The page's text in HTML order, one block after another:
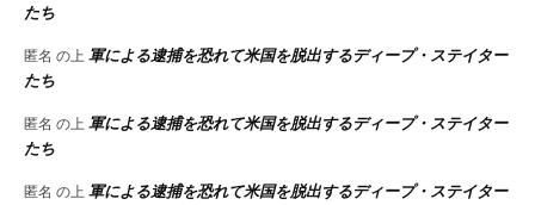
たち
匿名 の上 軍による逮捕を恐れて米国を脱出するディープ・ステイター
たち
匿名 の上 軍による逮捕を恐れて米国を脱出するディープ・ステイター
たち
匿名 の上 軍による逮捕を恐れて米国を脱出するディープ・ステイター